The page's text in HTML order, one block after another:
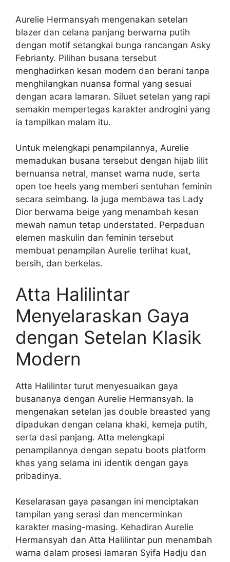
Aurelie Hermansyah mengenakan setelan
blazer dan celana panjang berwarna putih
dengan motif setangkai bunga rancangan Asky
Febrianty. Pilihan busana tersebut
menghadirkan kesan modern dan berani tanpa
menghilangkan nuansa formal yang sesuai
dengan acara lamaran. Siluet setelan yang rapi
semakin mempertegas karakter androgini yang
ia tampilkan malam itu.
Untuk melengkapi penampilannya, Aurelie
memadukan busana tersebut dengan hijab lilit
bernuansa netral, manset warna nude, serta
open toe heels yang memberi sentuhan feminin
secara seimbang. Ia juga membawa tas Lady
Dior berwarna beige yang menambah kesan
mewah namun tetap understated. Perpaduan
elemen maskulin dan feminin tersebut
membuat penampilan Aurelie terlihat kuat,
bersih, dan berkelas.
Atta Halilintar
Menyelaraskan Gaya
dengan Setelan Klasik
Modern
Atta Halilintar turut menyesuaikan gaya
busananya dengan Aurelie Hermansyah. Ia
mengenakan setelan jas double breasted yang
dipadukan dengan celana khaki, kemeja putih,
serta dasi panjang. Atta melengkapi
penampilannya dengan sepatu boots platform
khas yang selama ini identik dengan gaya
pribadinya.
Keselarasan gaya pasangan ini menciptakan
tampilan yang serasi dan mencerminkan
karakter masing-masing. Kehadiran Aurelie
Hermansyah dan Atta Halilintar pun menambah
warna dalam prosesi lamaran Syifa Hadju dan